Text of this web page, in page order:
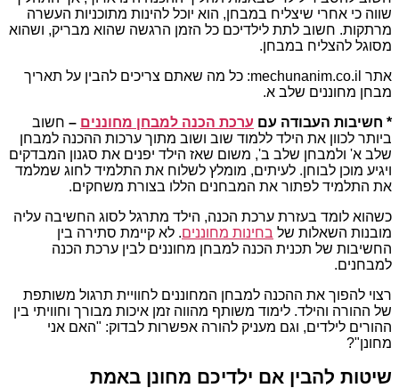
שווה כי אחרי שיצליח במבחן, הוא יוכל להינות מתוכניות העשרה
מרתקות. חשוב לתת לילדיכם כל הזמן הרגשה שהוא מבריק, ושהוא
מסוגל להצליח במבחן.
אתר mechunanim.co.il: כל מה שאתם צריכים להבין על תאריך
מבחן מחוננים שלב א.
* חשיבות העבודה עם ערכת הכנה למבחן מחוננים – חשוב
ביותר לכוון את הילד ללמוד שוב ושוב מתוך ערכות ההכנה למבחן
שלב א' ולמבחן שלב ב', משום שאז הילד יפנים את סגנון המבדקים
ויגיע מוכן לבוחן. לעיתים, מומלץ לשלוח את התלמיד לחוג שמלמד
את התלמיד לפתור את המבחנים הללו בצורת משחקים.
כשהוא לומד בעזרת ערכת הכנה, הילד מתרגל לסוג החשיבה עליה
מובנות השאלות של בחינות מחוננים. לא קיימת סתירה בין
החשיבות של תכנית הכנה למבחן מחוננים לבין ערכת הכנה
למבחנים.
רצוי להפוך את ההכנה למבחן המחוננים לחוויית תרגול משותפת
של ההורה והילד. לימוד משותף מהווה זמן איכות מבורך וחוויתי בין
ההורים לילדים, וגם מעניק להורה אפשרות לבדוק: "האם אני
מחונן"?
שיטות להבין אם ילדיכם מחונן באמת